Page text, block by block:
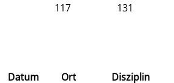
117 131
Datum Ort Disziplin